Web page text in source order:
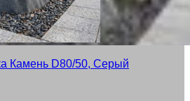
Камень D80/50, Серый